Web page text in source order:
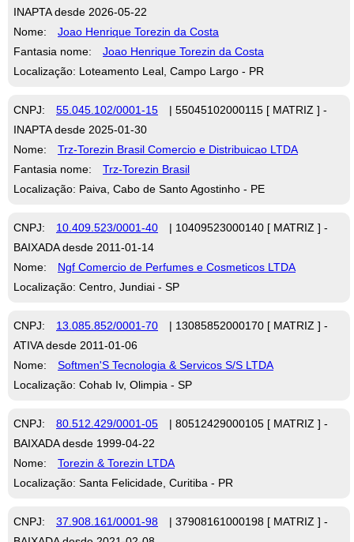
INAPTA desde 2026-05-22
Nome:
Joao Henrique Torezin da Costa
Fantasia nome:
Joao Henrique Torezin da Costa
Localização: Loteamento Leal, Campo Largo - PR
CNPJ: 55.045.102/0001-15
| 55045102000115 [ MATRIZ ] -
INAPTA desde 2025-01-30
Nome:
Trz-Torezin Brasil Comercio e Distribuicao LTDA
Fantasia nome:
Trz-Torezin Brasil
Localização: Paiva, Cabo de Santo Agostinho - PE
CNPJ: 10.409.523/0001-40
| 10409523000140 [ MATRIZ ] -
BAIXADA desde 2011-01-14
Nome:
Ngf Comercio de Perfumes e Cosmeticos LTDA
Localização: Centro, Jundiai - SP
CNPJ: 13.085.852/0001-70
| 13085852000170 [ MATRIZ ] -
ATIVA desde 2011-01-06
Nome:
Softmen'S Tecnologia & Servicos S/S LTDA
Localização: Cohab Iv, Olimpia - SP
CNPJ: 80.512.429/0001-05
| 80512429000105 [ MATRIZ ] -
BAIXADA desde 1999-04-22
Nome:
Torezin & Torezin LTDA
Localização: Santa Felicidade, Curitiba - PR
CNPJ: 37.908.161/0001-98
| 37908161000198 [ MATRIZ ] -